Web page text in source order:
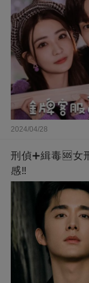
2024/04/28
刑偵➕緝毒🆘女
感‼️